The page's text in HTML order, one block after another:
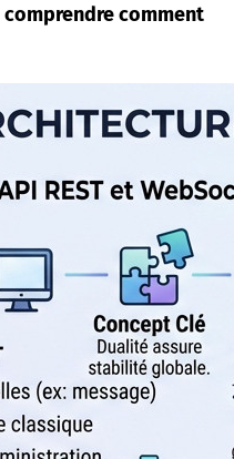
comprendre comment